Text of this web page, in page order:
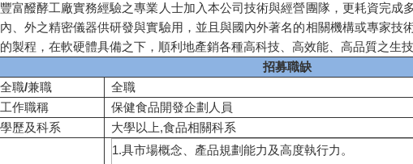
豐富醱酵工廠實務經驗之專業人士加入本公司技術與經營團隊，更耗資完成
內、外之精密儀器供研發與實驗用，並且與國內外著名的相關機構或專家技
的製程，在軟硬體具備之下，順利地產銷各種高科技、高效能、高品質之生
招募職缺
全職/兼職
全職
工作職稱
保健食品開發企劃人員
學歷及科系
大學以上,食品相關科系
1.具市場概念、產品規劃能力及高度執行力。